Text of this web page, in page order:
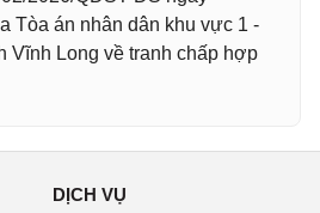
Tòa án nhân dân khu vực 1 -
Vĩnh Long về tranh chấp hợp
DỊCH VỤ